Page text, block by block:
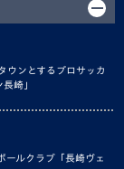
ウンとするプロサッカ
崎」
ールクラブ「長崎ヴェ